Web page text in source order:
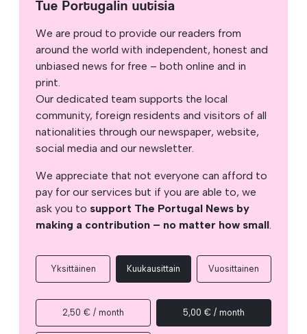
Tue Portugalin uutisia
We are proud to provide our readers from
around the world with independent, honest and
unbiased news for free – both online and in
print.
Our dedicated team supports the local
community, foreign residents and visitors of all
nationalities through our newspaper, website,
social media and our newsletter.
We appreciate that not everyone can afford to
pay for our services but if you are able to, we
ask you to support The Portugal News by
making a contribution – no matter how small.
Yksittäinen Kuukausittain Vuosittainen
2,50 € / month 5,00 € / month